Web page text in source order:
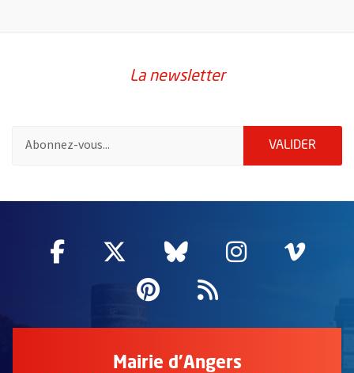
La newsletter
VALIDER
Facebook
, Ouvre une nouvelle fenêtre
Twitter
, Ouvre une nouvelle
Bluesky
, Ouvre une
Instagram
, Ouvre
,
Pinterest
, Ouvre une
Flux RSS
Mairie d'Angers